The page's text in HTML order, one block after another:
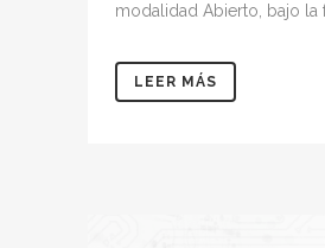
modalidad Abierto, bajo la
LEER MÁS